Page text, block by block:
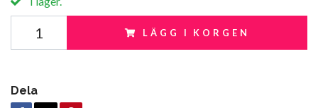
LÄGG I KORGEN
Dela